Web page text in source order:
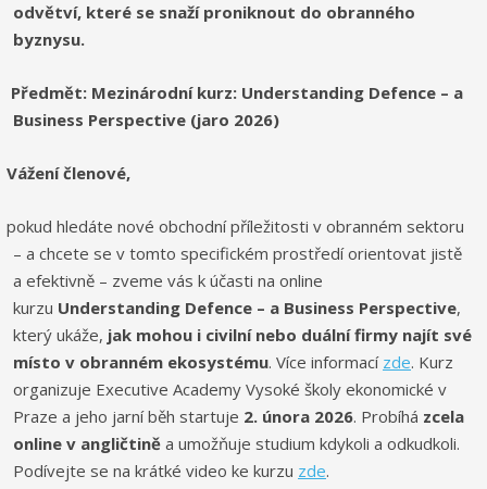
odvětví, které se snaží proniknout do obranného
byznysu.
Předmět: Mezinárodní kurz: Understanding Defence – a
Business Perspective (jaro 2026)
Vážení členové,
pokud hledáte nové obchodní příležitosti v obranném sektoru
– a chcete se v tomto specifickém prostředí orientovat jistě
a efektivně – zveme vás k účasti na online
kurzu Understanding Defence – a Business Perspective,
který ukáže, jak mohou i civilní nebo duální firmy najít své
místo v obranném ekosystému. Více informací zde. Kurz
organizuje Executive Academy Vysoké školy ekonomické v
Praze a jeho jarní běh startuje 2. února 2026. Probíhá zcela
online v angličtině a umožňuje studium kdykoli a odkudkoli.
Podívejte se na krátké video ke kurzu zde.